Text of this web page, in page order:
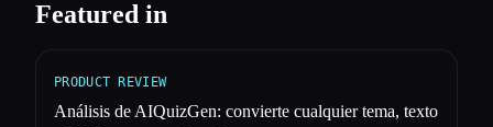
Featured in
PRODUCT REVIEW
Análisis de AIQuizGen: convierte cualquier tema, texto